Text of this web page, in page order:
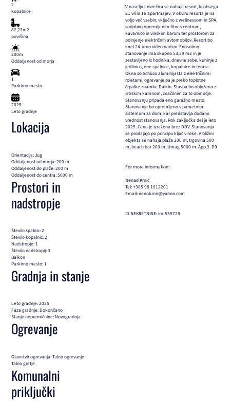
2
kopalnice
82,23m2
površina
200m
Oddaljenost od morja
1
Parkirno mesto
2025
Leto gradnje
Lokacija
Orientacija: Jug
Oddaljenost od morja: 200 m
Oddaljenost do plaže: 200 m
Oddaljenost do centra: 5000 m
Prostori in
nadstropje
Število spalnic: 2
Število kopalnic: 2
Nadstropje: 1
Število nadstropij: 3
Balkon
Parkirno mesto: 1
Gradnja in stanje
Leto gradnje: 2025
Faza gradnje: Dokončano
Stanje nepremičnine: Novogradnja
Ogrevanje
Glavni vir ogrevanja: Talno ogrevanje
Talno gretje
Komunalni
priključki
V naselju Lovrečica se nahaja resort, ki obsega
21 vil in 16 apartmajev. V okviru resorta je na
voljo več vsebin, vključno z wellnessom in SPA,
sodobno opremljenim fitnes centrom,
kavarnico in vinskim barom ter prostorom za
polnjenje električnih avtomobilov. Resort bo
imel 24-urno video nadzor. Enosobno
stanovanje ima skupno 53,39 m2 in je
sestavljeno iz hodnika, dnevne sobe, kuhinje z
jedilnico, ene spalnice, kopalnice in terase.
Okna so Schüco aluminijasta z električnimi
roletami, ogrevanje pa je preko toplotne
črpalke znamke Daikin. Stavba bo obložena z
istrskim kamnom, značilnim za to območje.
Stanovanju pripada eno garažno mesto.
Stanovanje bo opremljeno s pametnim
sistemom za dom, kar predstavlja dodano
vrednost stanovanja. Rok zaključka del je leto
2025. Cena je izražena brez DDV. Stanovanja
se prodajajo po principu ključ v roke. V bližini
objekta se nahaja plaža 200 m, trgovina 500
m, beach bar 200 m, Umag 5000 m. App.3. D9
For more information:
Nenad Krnić
Tel: +385 98 1912201
Email: nenokrnic@yahoo.com
ID NEKRETNINE: iro-555728